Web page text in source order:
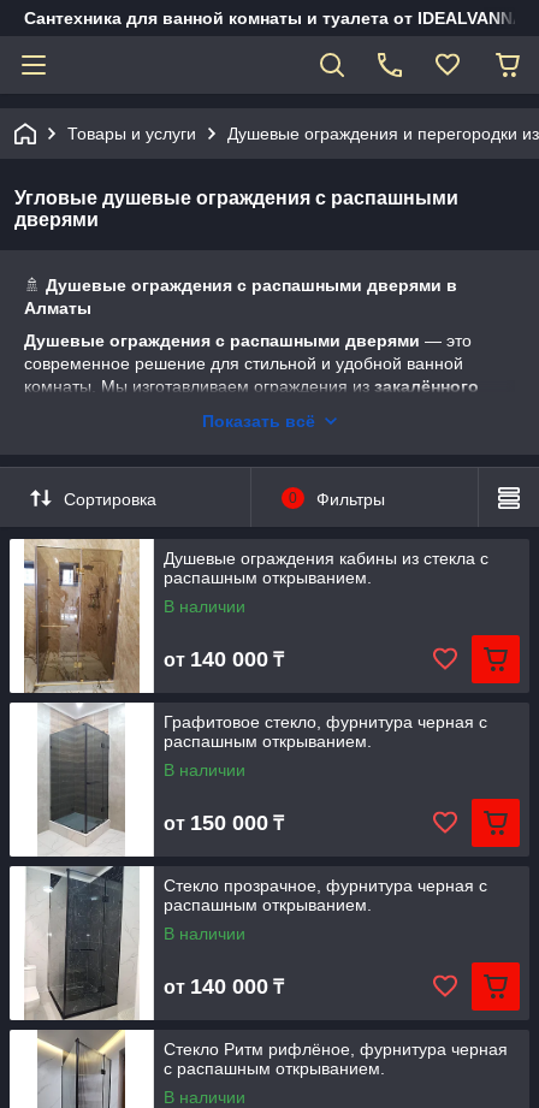
Сантехника для ванной комнаты и туалета от
Товары и услуги Душевые ограждения и перегородки из
Угловые душевые ограждения с распашными
дверями
🚿 Душевые ограждения с распашными дверями в
Алматы
Душевые ограждения с распашными дверями — это
современное решение для стильной и удобной ванной
комнаты. Мы изготавливаем ограждения из закалённого
Производство и установка под ключ в Алматы и по
Казахстану.
Показать всё
Сортировка 0 Фильтры
Душевые ограждения кабины из стекла c
распашным открыванием.
В наличии
от 140 000 ₸
Графитовое стекло, фурнитура черная c
распашным открыванием.
В наличии
от 150 000 ₸
Стекло прозрачное, фурнитура черная с
распашным открыванием.
В наличии
от 140 000 ₸
Стекло Ритм рифлёное, фурнитура черная
c распашным открыванием.
В наличии